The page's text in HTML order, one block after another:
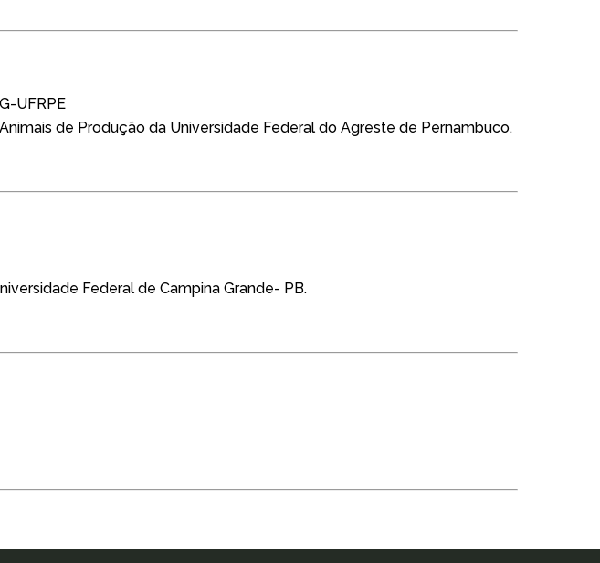
UFRPE
de Produção da Universidade Federal do Agreste de Pernambuco.
Federal de Campina Grande- PB.